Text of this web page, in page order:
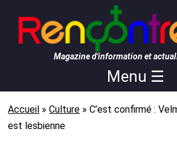
Magazine d'information et
Menu ☰
Accueil »Culture »C’est confirmé :
est lesbienne